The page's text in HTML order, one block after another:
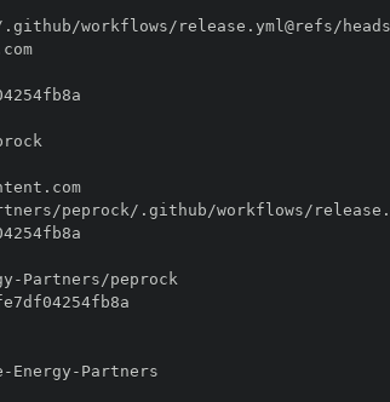
//token.actions.githubusercontent.com
//token.actions.githubusercontent.com
-
- Energy -